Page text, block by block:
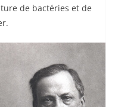
de bactéries et de